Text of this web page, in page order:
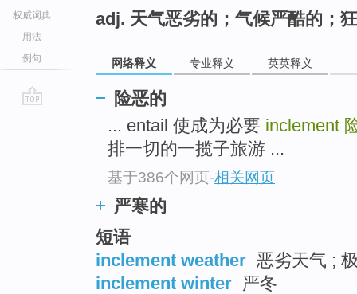
权威词典
用法
例句
adj. 天气恶劣的；气候严酷的；
网络释义 专业释义 英英释义
险恶的
... entail 使成为必要 inclement
排一切的一揽子旅游 ...
基于386个网页-相关网页
严寒的
短语
inclement weather 恶劣天气 ;
inclement winter 严冬